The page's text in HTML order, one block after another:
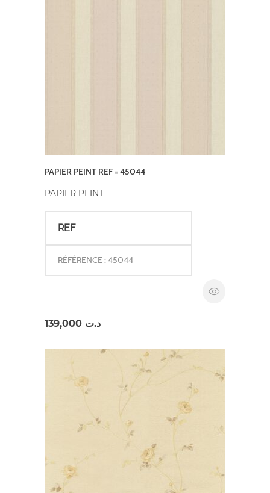
PAPIER PEINT REF = 45044
PAPIER PEINT
REF
RÉFÉRENCE : 45044
د.ت